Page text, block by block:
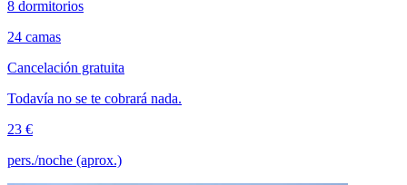
8 dormitorios
24 camas
Cancelación gratuita
Todavía no se te cobrará nada.
23 €
pers./noche (aprox.)